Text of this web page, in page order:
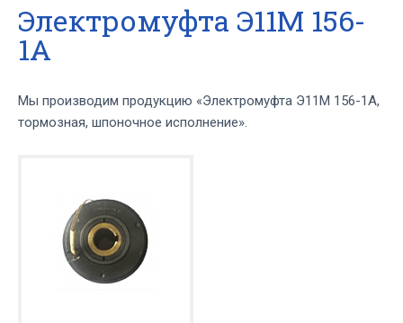
Электромуфта Э11М 156-
1А
Мы производим продукцию «Электромуфта Э11М 156-1А,
тормозная, шпоночное исполнение».